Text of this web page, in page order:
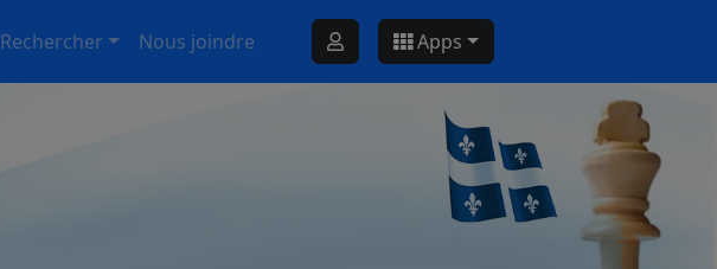
Rechercher Nous joindre Apps